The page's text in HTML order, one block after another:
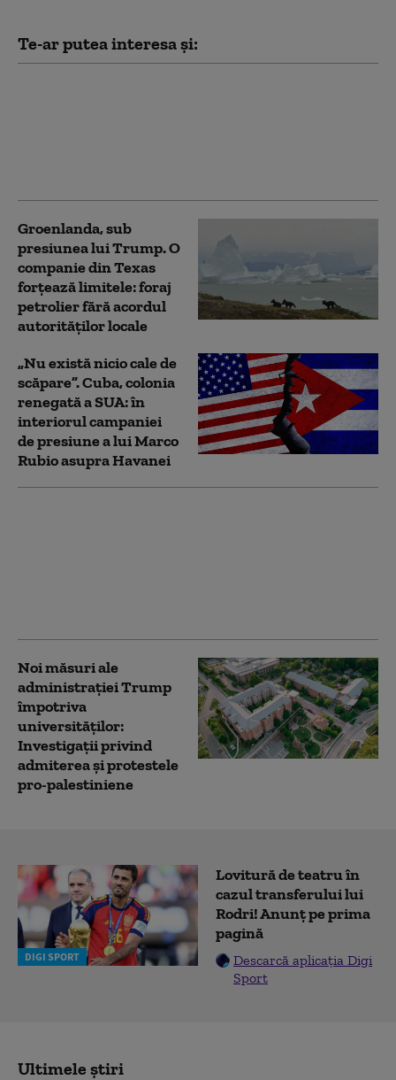
Te-ar putea interesa și:
Groenlanda, sub
presiunea lui Trump. O
companie din Texas
forțează limitele: foraj
petrolier fără acordul
autorităților locale
„Nu există nicio cale de
scăpare”. Cuba, colonia
renegată a SUA: în
interiorul campaniei
de presiune a lui Marco
Rubio asupra Havanei
Noi măsuri ale
administrației Trump
împotriva
universităților:
Investigații privind
admiterea și protestele
pro-palestiniene
DIGI SPORT
Lovitură de teatru în
cazul transferului lui
Rodri! Anunț pe prima
pagină
Descarcă aplicația Digi
Sport
Ultimele știri